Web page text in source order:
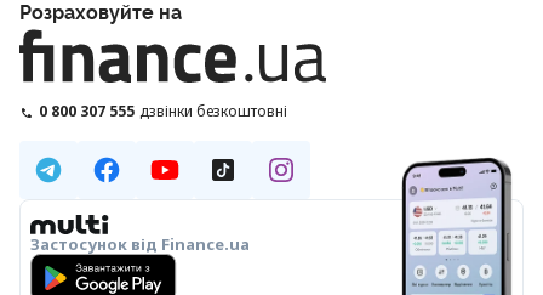
Розраховуйте на
0 800 307 555 дзвінки безкоштовні
Застосунок від Finance.ua